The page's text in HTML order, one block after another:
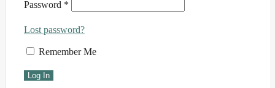
Password *
Lost password?
Remember Me
Log In